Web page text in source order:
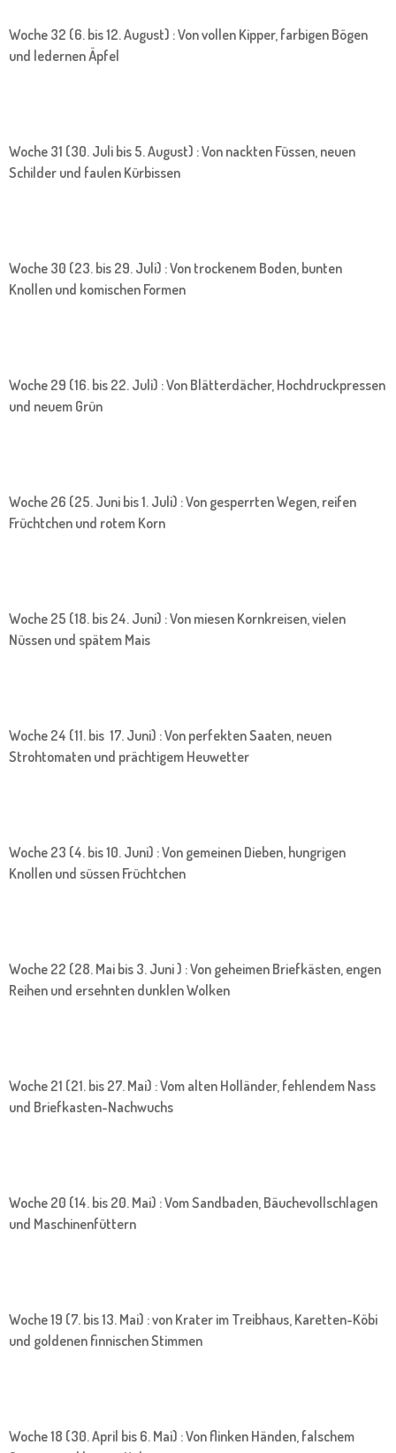
Woche 32 (6. bis 12. August) : Von vollen Kipper, farbigen Bögen
und ledernen Äpfel
Woche 31 (30. Juli bis 5. August) : Von nackten Füssen, neuen
Schilder und faulen Kürbissen
Woche 30 (23. bis 29. Juli) : Von trockenem Boden, bunten
Knollen und komischen Formen
Woche 29 (16. bis 22. Juli) : Von Blätterdächer, Hochdruckpressen
und neuem Grün
Woche 26 (25. Juni bis 1. Juli) : Von gesperrten Wegen, reifen
Früchtchen und rotem Korn
Woche 25 (18. bis 24. Juni) : Von miesen Kornkreisen, vielen
Nüssen und spätem Mais
Woche 24 (11. bis 17. Juni) : Von perfekten Saaten, neuen
Strohtomaten und prächtigem Heuwetter
Woche 23 (4. bis 10. Juni) : Von gemeinen Dieben, hungrigen
Knollen und süssen Früchtchen
Woche 22 (28. Mai bis 3. Juni ) : Von geheimen Briefkästen, engen
Reihen und ersehnten dunklen Wolken
Woche 21 (21. bis 27. Mai) : Vom alten Holländer, fehlendem Nass
und Briefkasten-Nachwuchs
Woche 20 (14. bis 20. Mai) : Vom Sandbaden, Bäuchevollschlagen
und Maschinenfüttern
Woche 19 (7. bis 13. Mai) : von Krater im Treibhaus, Karetten-Köbi
und goldenen finnischen Stimmen
Woche 18 (30. April bis 6. Mai) : Von flinken Händen, falschem